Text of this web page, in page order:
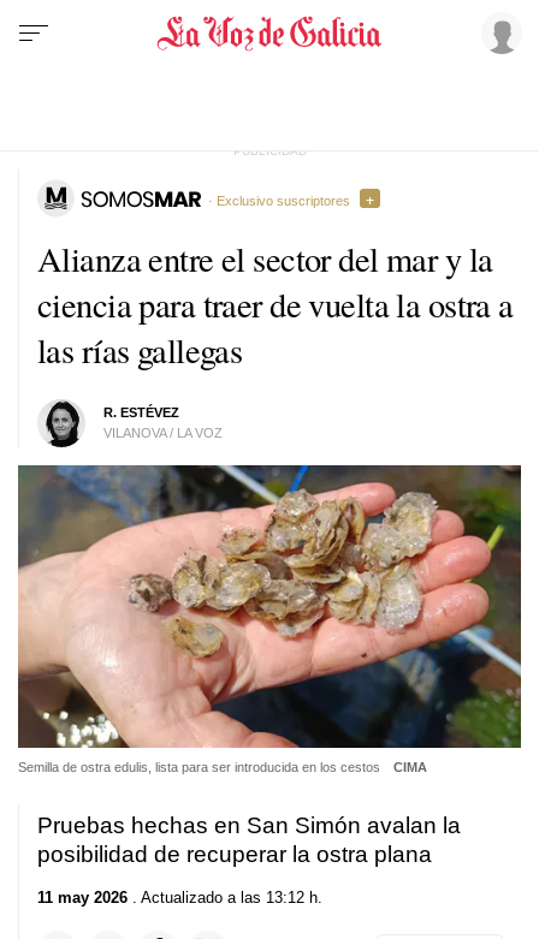
Alianza entre el sector del mar y la
ciencia para traer de vuelta la ostra a
las rías gallegas
R. ESTÉVEZ
VILANOVA / LA VOZ
· Exclusivo suscriptores
Semilla de ostra edulis, lista para ser introducida en los cestos CIMA
Pruebas hechas en San Simón avalan la
posibilidad de recuperar la ostra plana
11 may 2026 . Actualizado a las 13:12 h.